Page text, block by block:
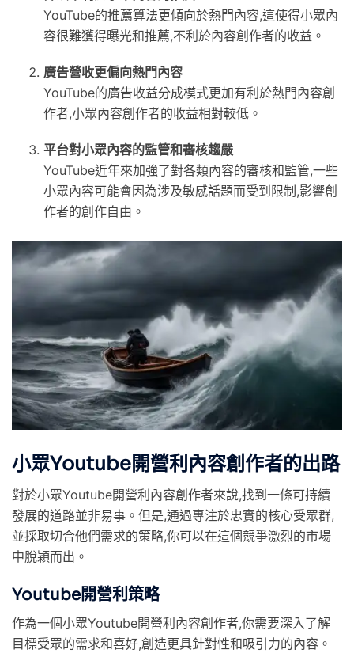
YouTube的推薦算法更傾向於熱門內容,這使得小眾內
容很難獲得曝光和推薦,不利於內容創作者的收益。
廣告營收更偏向熱門內容
YouTube的廣告收益分成模式更加有利於熱門內容創
作者,小眾內容創作者的收益相對較低。
平台對小眾內容的監管和審核趨嚴
YouTube近年來加強了對各類內容的審核和監管,一些
小眾內容可能會因為涉及敏感話題而受到限制,影響創
作者的創作自由。
小眾Youtube開營利內容創作者的出路
對於小眾Youtube開營利內容創作者來說,找到一條可持續
發展的道路並非易事。但是,通過專注於忠實的核心受眾群,
並採取切合他們需求的策略,你可以在這個競爭激烈的市場
中脫穎而出。
Youtube開營利策略
作為一個小眾Youtube開營利內容創作者,你需要深入了解
目標受眾的需求和喜好,創造更具針對性和吸引力的內容。